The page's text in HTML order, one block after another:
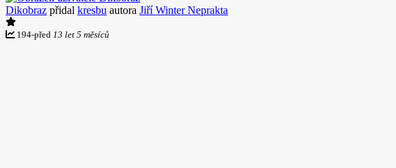
Dikobraz přidal kresbu autora Jiří Winter Neprakta
194-před 13 let 5 měsíců